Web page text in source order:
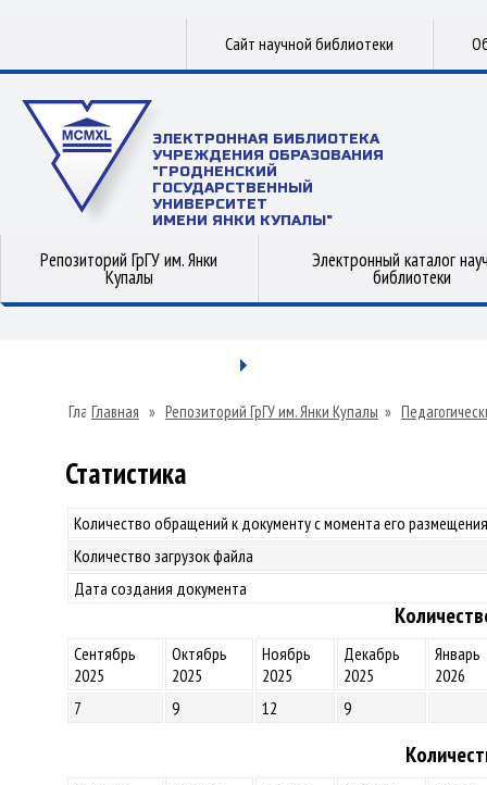
Сайт научной библиотеки
ЭЛЕКТРОННАЯ БИБЛИОТЕКА
УЧРЕЖДЕНИЯ ОБРАЗОВАНИЯ
"ГРОДНЕНСКИЙ
ГОСУДАРСТВЕННЫЙ
УНИВЕРСИТЕТ
ИМЕНИ ЯНКИ КУПАЛЫ"
Репозиторий ГрГУ им. Янки
Купалы
Электронный каталог
библиотеки
Главная » Репозиторий ГрГУ им. Янки Купалы »
Статистика
Количество обращений к документу с момента его
Количество загрузок файла
Дата создания документа
Сентябрь
2025
Октябрь
2025
Ноябрь
2025
Декабрь
2025
Январь
2026
7
9 12 9